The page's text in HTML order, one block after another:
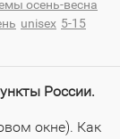
осень-весна
unisex 5-15
России.
окне). Как